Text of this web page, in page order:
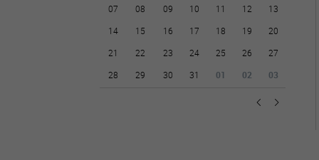
07
08 09 10 11 12
13
14
15 16 17 18 19
20
21
22 23 24 25 26
27
28
29 30 31 01 02 03